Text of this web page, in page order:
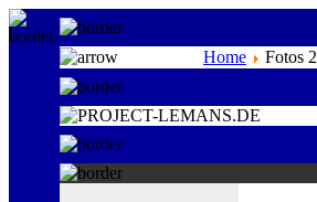
Home Fotos 2